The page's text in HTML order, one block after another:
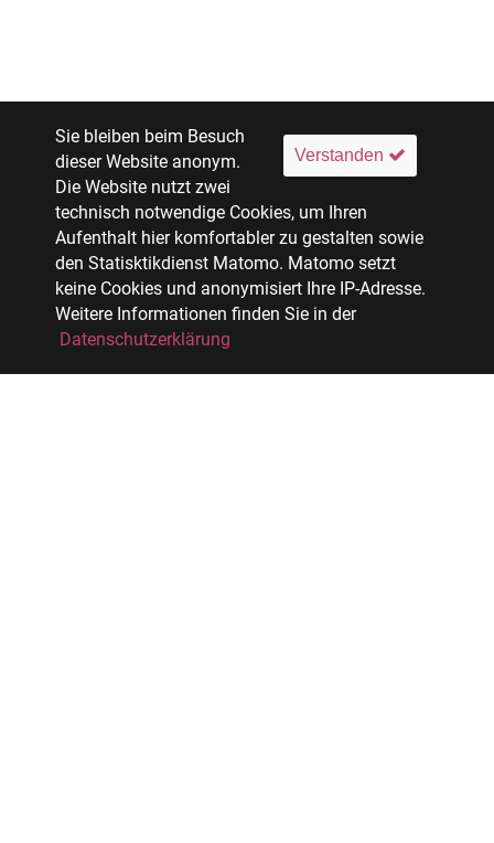
Verstanden
Sie bleiben beim Besuch
dieser Website anonym.
Die Website nutzt zwei
technisch notwendige Cookies, um Ihren
Aufenthalt hier komfortabler zu gestalten sowie
den Statisktikdienst Matomo. Matomo setzt
keine Cookies und anonymisiert Ihre IP-Adresse.
Weitere Informationen finden Sie in der
Datenschutzerklärung